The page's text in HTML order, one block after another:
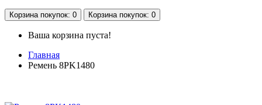
Корзинапокупок: 0 Корзинапокупок: 0
Ваша корзина пуста!
Главная
Ремень 8PK1480